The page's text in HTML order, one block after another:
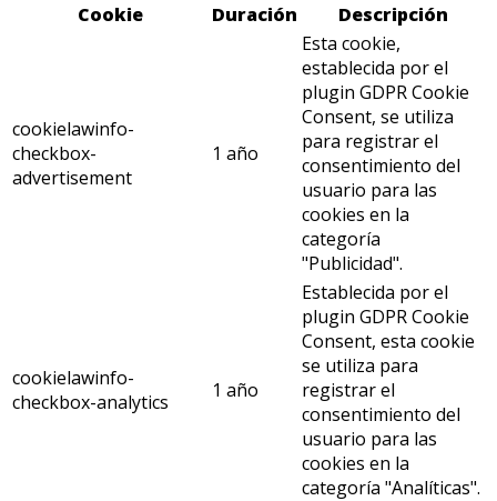
Cookie
Duración Descripción
cookielawinfo-
checkbox-
advertisement
1 año
Esta cookie,
establecida por el
plugin GDPR Cookie
Consent, se utiliza
para registrar el
consentimiento del
usuario para las
cookies en la
categoría
"Publicidad".
cookielawinfo-
checkbox-analytics
1 año
Establecida por el
plugin GDPR Cookie
Consent, esta cookie
se utiliza para
registrar el
consentimiento del
usuario para las
cookies en la
categoría "Analíticas".